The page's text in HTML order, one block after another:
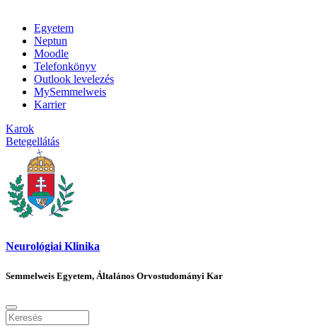
Egyetem
Neptun
Moodle
Telefonkönyv
Outlook levelezés
MySemmelweis
Karrier
Karok
Betegellátás
Neurológiai Klinika
Semmelweis Egyetem, Általános Orvostudományi Kar